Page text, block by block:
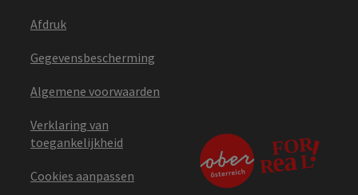
Afdruk
Gegevensbescherming
Algemene voorwaarden
Verklaring van
toegankelijkheid
Cookies aanpassen